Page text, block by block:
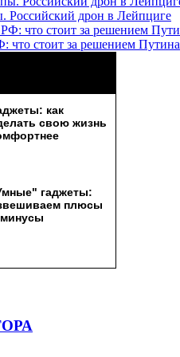
Российский дрон в Лейпциге
что стоит за решением Путина